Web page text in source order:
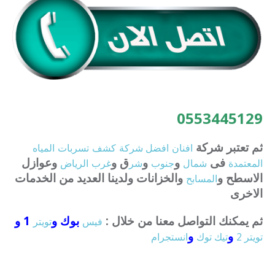
0553445129
ثم تعتبر شركة افنان افضل شركة كشف تسربات المياه
المعتمدة فى شمال وجنوب وشر ق وغرب الرياض وعوازل
الاسطح والمسابح والخزانات ولدينا العديد من الخدمات
الاخرى
ثم يمكنك التواصل معنا من خلال : فيس بوك وتويتر
تويتر 2 وتيك توك وانستجرام